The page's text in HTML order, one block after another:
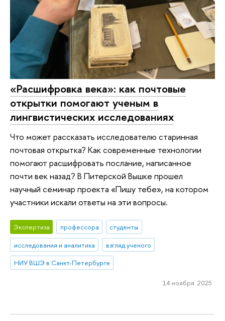
«Расшифровка века»: как почтовые
открытки помогают ученым в
лингвистических исследованиях
Что может рассказать исследователю старинная
почтовая открытка? Как современные технологии
помогают расшифровать послание, написанное
почти век назад? В Питерской Вышке прошел
научный семинар проекта «Пишу тебе», на котором
участники искали ответы на эти вопросы.
Экспертиза профессора
студенты
исследования и аналитика
взгляд ученого
НИУ ВШЭ в Санкт-Петербурге
14 ноября 2025